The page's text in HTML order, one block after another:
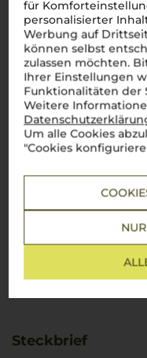
für
personalisierter
Werbung auf
können selbst
zulassen möchten.
Ihrer Einstellungen
Funktionalitäten der
Weitere
Um alle Cookies
"Cookies
Steckbrief